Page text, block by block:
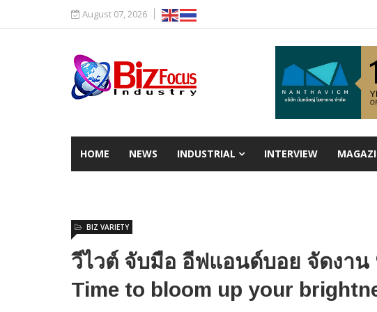
August 07, 2026
HOME NEWS INDUSTRIAL INTERVIEW
วีไวต์ จับมือ อีฟแอนด์บอย จัดงาน
Time to bloom up your
BIZ VARIETY